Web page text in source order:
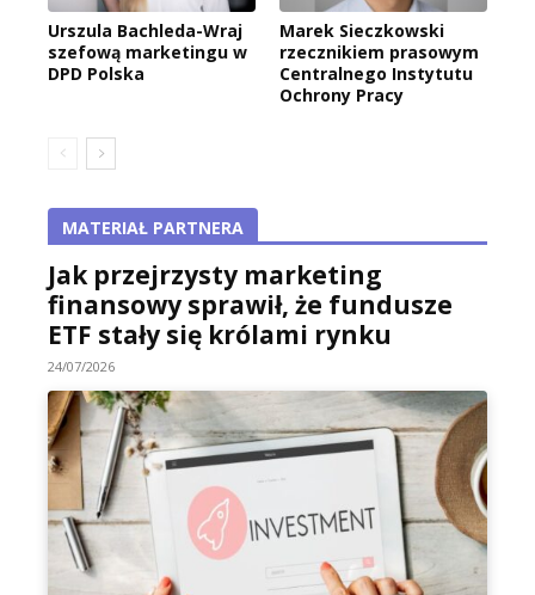
Urszula Bachleda-Wraj
szefową marketingu w
DPD Polska
Marek Sieczkowski
rzecznikiem prasowym
Centralnego Instytutu
Ochrony Pracy
MATERIAŁ PARTNERA
Jak przejrzysty marketing
finansowy sprawił, że fundusze
ETF stały się królami rynku
24/07/2026